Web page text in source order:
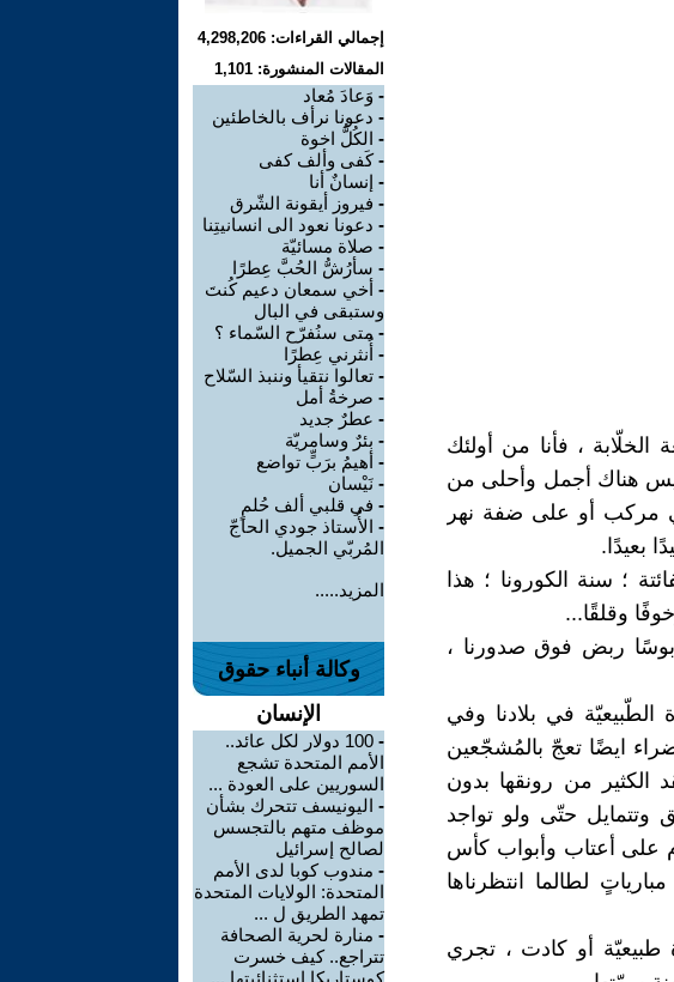
، فأنا من أولئك
هناك أجمل وأحلى من
مركب أو على ضفة نهر
بعيدًا.
؛ سنة الكورونا ؛ هذا
وقلقًا...
ربض فوق صدورنا ،
الطّبيعيّة في بلادنا وفي
ايضًا تعجّ بالمُشجّعين
الكثير من رونقها بدون
وتتمايل حتّى ولو تواجد
على أعتاب وأبواب كأس
لطالما انتظرناها
طبيعيّة أو كادت ، تجري
إجمالي القراءات: 4,298,206
المقالات المنشورة: 1,101
- وَعادَ مُعاد
- دعونا نرأف بالخاطئين
- الكُلُّ اخوة
-كَفى وألف كفى
- إنسانٌ أنا
- فيروز أيقونة الشّرق
- دعونا نعود الى انسانيتِنا
- صلاة مسائيّة
- سأرُشُّ الحُبَّ عِطرًا
- أخي سمعان دعيم كُنتَ
وستبقى في البال
- متى سنُفرّح السّماء ؟
- أُنثرني عِطرًا
- تعالوا نتقيأ وننبذ السّلاح
- صرخةُ أمل
- عطرٌ جديد
- بئرٌ وسامريّة
- أهيمُ برَبٍّ تواضع
- نَيْسان
- في قلبي ألف حُلمٍ
- الأُستاذ جودي الحاجّ
المُربّي الجميل.
المزيد.....
وكالة أنباء حقوق
الإنسان
-
100 دولار لكل عائد..
الأمم المتحدة تشجع
السوريين على العودة ...
- اليونيسف تتحرك بشأن
موظف متهم بالتجسس
لصالح إسرائيل
- مندوب كوبا لدى الأمم
المتحدة: الولايات المتحدة
تمهد الطريق ل ...
- منارة لحرية الصحافة
تتراجع.. كيف خسرت
كوستاريكا استثنائيتها ...